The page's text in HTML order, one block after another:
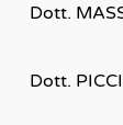
Dott.
Dott.